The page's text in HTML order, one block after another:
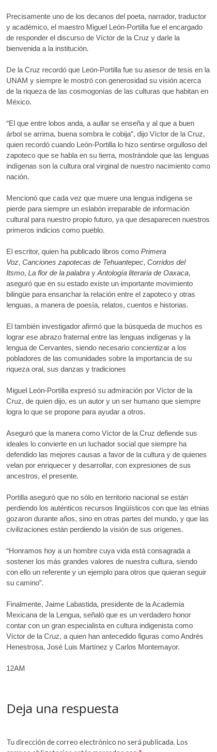
Precisamente uno de los decanos del poeta, narrador, traductor
y académico, el maestro Miguel León-Portilla fue el encargado
de responder el discurso de Víctor de la Cruz y darle la
bienvenida a la institución.
De la Cruz recordó que León-Portilla fue su asesor de tesis en la
UNAM y siempre le mostró con generosidad su visión acerca
de la riqueza de las cosmogonías de las culturas que habitan en
México.
“El que entre lobos anda, a aullar se enseña y al que a buen
árbol se arrima, buena sombra le cobija”, dijo Víctor de la Cruz,
quien recordó cuando León-Portilla lo hizo sentirse orgulloso del
zapoteco que se habla en su tierra, mostrándole que las lenguas
indígenas son la cultura oral virginal de nuestro nacimiento como
nación.
Mencionó que cada vez que muere una lengua indígena se
pierde para siempre un eslabón irreparable de información
cultural para nuestro propio futuro, ya que desaparecen nuestros
primeros indicios como pueblo.
El escritor, quien ha publicado libros comoPrimera
Voz, Canciones zapotecas de Tehuantepec, Corridos del
Itsmo, La flor de la palabray Antología literaria de Oaxaca,
aseguró que en su estado existe un importante movimiento
bilingüe para ensanchar la relación entre el zapoteco y otras
lenguas, a manera de poesía, relatos, cuentos e historias.
El también investigador afirmó que la búsqueda de muchos es
lograr ese abrazo fraternal entre las lenguas indígenas y la
lengua de Cervantes, siendo necesario concientizar a los
pobladores de las comunidades sobre la importancia de su
riqueza oral, sus danzas y tradiciones
Miguel León-Portilla expresó su admiración por Víctor de la
Cruz, de quien dijo, es un autor y un ser humano que siempre
logra lo que se propone para ayudar a otros.
Aseguró que la manera como Víctor de la Cruz defiende sus
ideales lo convierte en un luchador social que siempre ha
defendido las mejores causas a favor de la cultura y de quienes
velan por enriquecer y desarrollar, con expresiones de sus
ancestros, el presente.
Portilla aseguró que no sólo en territorio nacional se están
perdiendo los auténticos recursos lingüísticos con que las etnias
gozaron durante años, sino en otras partes del mundo, y que las
civilizaciones están perdiendo la visión de sus orígenes.
“Honramos hoy a un hombre cuya vida está consagrada a
sostener los más grandes valores de nuestra cultura, siendo
con ello un referente y un ejemplo para otros que quieran seguir
su camino”.
Finalmente, Jaime Labastida, presidente de la Academia
Mexicana de la Lengua, señaló que es un verdadero honor
contar con un gran especialista en cultura indigenista como
Víctor de la Cruz, a quien han antecedido figuras como Andrés
Henestrosa, José Luis Martínez y Carlos Montemayor.
12AM
Deja una respuesta
Tu dirección de correo electrónico no será publicada. Los